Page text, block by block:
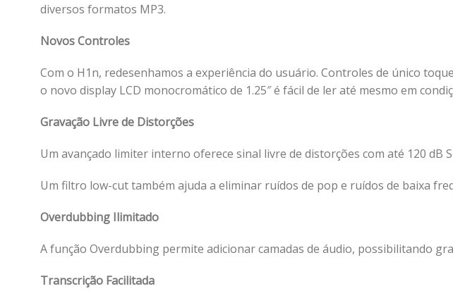
diversos formatos MP3.
Novos Controles
Com o H1n, redesenhamos a experiência do usuário. Controles de único
o novo display LCD monocromático de 1.25″ é fácil de ler até mesmo em
Gravação Livre de Distorções
Um avançado limiter interno oferece sinal livre de distorções com até 120 dB
Um filtro low-cut também ajuda a eliminar ruídos de pop e ruídos de baixa
Overdubbing Ilimitado
A função Overdubbing permite adicionar camadas de áudio, possibilitando
Transcrição Facilitada